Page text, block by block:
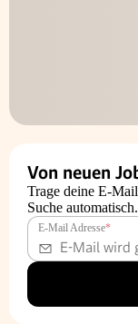
Von neuen
Trage deine E-
Suche automatisch.
E-Mail Adresse*